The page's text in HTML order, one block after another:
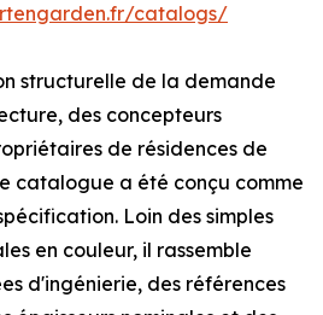
catalogs/
structurelle de la demande
des concepteurs
de résidences de
catalogue a été conçu comme
Loin des simples
en couleur, il rassemble
d'ingénierie, des références